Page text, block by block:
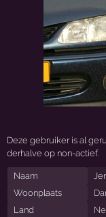
Deze gebruiker is al
derhalve op non-actief.
Naam
Woonplaats
Land